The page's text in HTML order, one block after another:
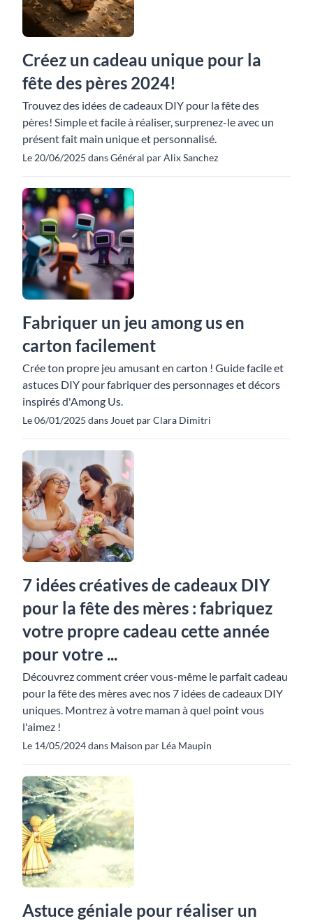
Créez un cadeau unique pour la
fête des pères 2024!
Trouvez des idées de cadeaux DIY pour la fête des
pères! Simple et facile à réaliser, surprenez-le avec un
présent fait main unique et personnalisé.
Le 20/06/2025 dans Général par Alix Sanchez
Fabriquer un jeu among us en
carton facilement
Crée ton propre jeu amusant en carton ! Guide facile et
astuces DIY pour fabriquer des personnages et décors
inspirés d'Among Us.
Le 06/01/2025 dans Jouet par Clara Dimitri
7 idées créatives de cadeaux DIY
pour la fête des mères : fabriquez
votre propre cadeau cette année
pour votre ...
Découvrez comment créer vous-même le parfait cadeau
pour la fête des mères avec nos 7 idées de cadeaux DIY
uniques. Montrez à votre maman à quel point vous
l'aimez !
Le 14/05/2024 dans Maison par Léa Maupin
Astuce géniale pour réaliser un